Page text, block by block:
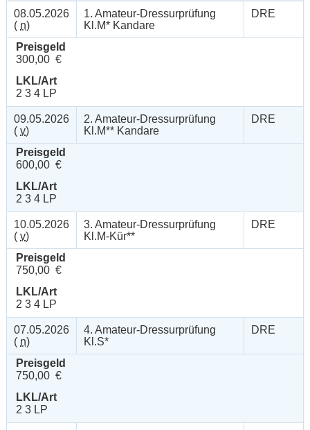
08.05.2026
( n)
1. Amateur-Dressurprüfung
Kl.M* Kandare
DRE
Preisgeld
300,00 €
LKL/Art
2 3 4 LP
09.05.2026
( v)
2. Amateur-Dressurprüfung
Kl.M** Kandare
DRE
Preisgeld
600,00 €
LKL/Art
2 3 4 LP
10.05.2026
( v)
3. Amateur-Dressurprüfung
Kl.M-Kür**
DRE
Preisgeld
750,00 €
LKL/Art
2 3 4 LP
07.05.2026
( n)
4. Amateur-Dressurprüfung
Kl.S*
DRE
Preisgeld
750,00 €
LKL/Art
2 3 LP